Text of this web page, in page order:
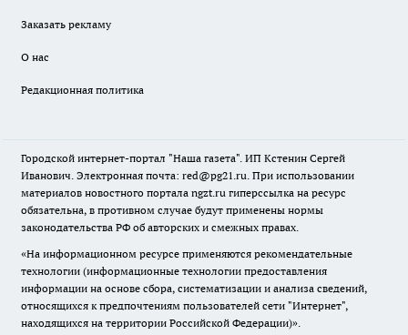
Заказать рекламу
О нас
Редакционная политика
Городской интернет-портал "Наша газета". ИП Кстенин Сергей
Иванович. Электронная почта: red@pg21.ru. При использовании
материалов новостного портала ngzt.ru гиперссылка на ресурс
обязательна, в противном случае будут применены нормы
законодательства РФ об авторских и смежных правах.
«На информационном ресурсе применяются рекомендательные
технологии (информационные технологии предоставления
информации на основе сбора, систематизации и анализа сведений,
относящихся к предпочтениям пользователей сети "Интернет",
находящихся на территории Российской Федерации)».